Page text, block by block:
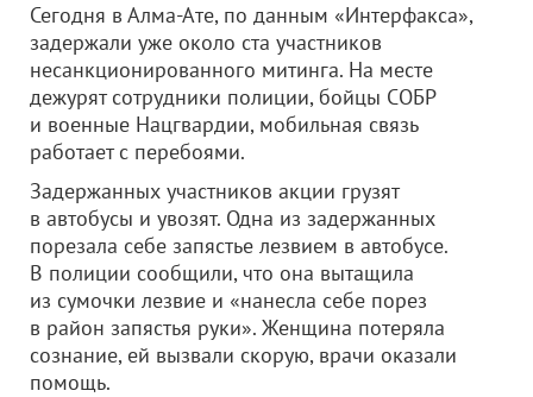
Сегодня в Алма-Ате, по данным «Интерфакса»,
задержали уже около ста участников
несанкционированного митинга. На месте
дежурят сотрудники полиции, бойцы СОБР
и военные Нацгвардии, мобильная связь
работает с перебоями.
Задержанных участников акции грузят
в автобусы и увозят. Одна из задержанных
порезала себе запястье лезвием в автобусе.
В полиции сообщили, что она вытащила
из сумочки лезвие и «нанесла себе порез
в район запястья руки». Женщина потеряла
сознание, ей вызвали скорую, врачи оказали
помощь.